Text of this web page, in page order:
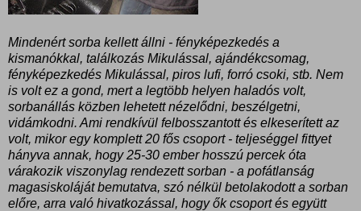
Mindenért sorba kellett állni - fényképezkedés a
kismanókkal, találkozás Mikulással, ajándékcsomag,
fényképezkedés Mikulással, piros lufi, forró csoki, stb. Nem
is volt ez a gond, mert a legtöbb helyen haladós volt,
sorbanállás közben lehetett nézelődni, beszélgetni,
vidámkodni. Ami rendkívül felbosszantott és elkeserített az
volt, mikor egy komplett 20 fős csoport - teljeséggel fittyet
hányva annak, hogy 25-30 ember hosszú percek óta
várakozik viszonylag rendezett sorban - a pofátlanság
magasiskoláját bemutatva, szó nélkül betolakodott a sorban
előre, arra való hivatkozással, hogy ők csoport és együtt